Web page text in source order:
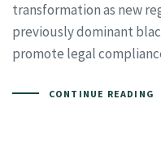
transformation as new
previously dominant
promote legal
CONTINUE READING